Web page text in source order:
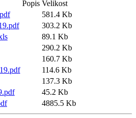
Popis Velikost
581.4 Kb
303.2 Kb
89.1 Kb
290.2 Kb
160.7 Kb
114.6 Kb
137.3 Kb
45.2 Kb
4885.5 Kb